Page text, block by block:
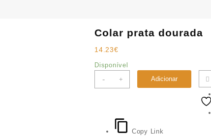
Colar prata dourada
14.23€
Disponível
-
dourada
+ Adicionar
Copy Link